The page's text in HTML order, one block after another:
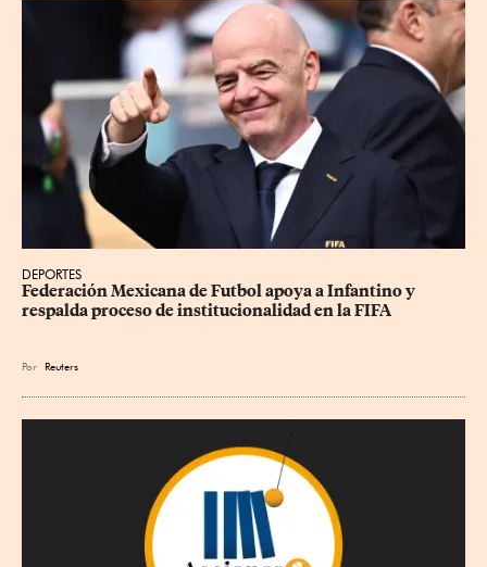
DEPORTES
Federación Mexicana de Futbol apoya a Infantino y
respalda proceso de institucionalidad en la FIFA
Por Reuters